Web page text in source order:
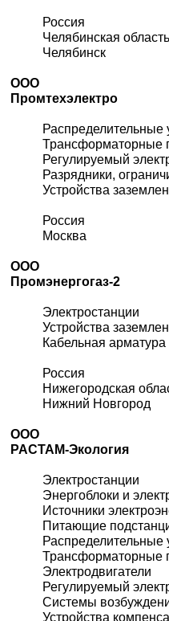
Россия
Челябинская область
Челябинск
ООО
Промтехэлектро
Распределительные
Трансформаторные
Регулируемый
Разрядники,
Устройства
Россия
Москва
ООО
Промэнергогаз-2
Электростанции
Устройства
Кабельная арматура
Россия
Нижегородская
Нижний Новгород
ООО
РАСТАМ-Экология
Электростанции
Энергоблоки и
Источники
Питающие
Распределительные
Трансформаторные
Электродвигатели
Регулируемый
Системы
Устройства